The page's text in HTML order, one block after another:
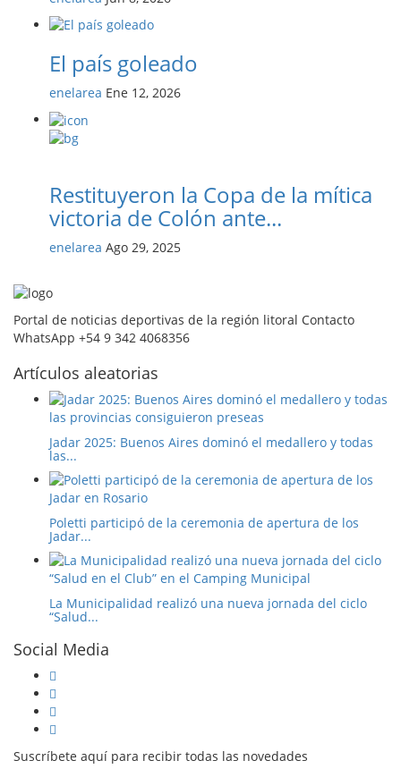
El país goleado
enelarea Ene 12, 2026
Restituyeron la Copa de la mítica
victoria de Colón ante...
enelarea Ago 29, 2025
Portal de noticias deportivas de la región litoral Contacto
WhatsApp +54 9 342 4068356
Artículos aleatorias
Jadar 2025: Buenos Aires dominó el medallero y todas
las...
Poletti participó de la ceremonia de apertura de los
Jadar...
La Municipalidad realizó una nueva jornada del ciclo
“Salud...
Social Media
Suscríbete aquí para recibir todas las novedades